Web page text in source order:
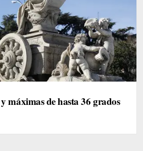
máximas de hasta 36 grados